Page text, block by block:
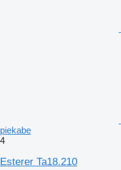
piekabe
4
Esterer Ta18.210